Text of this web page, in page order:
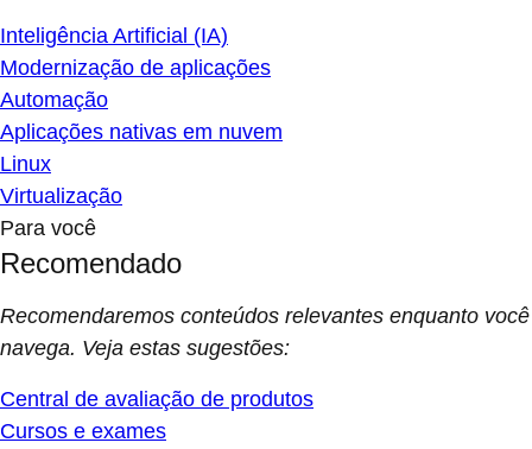
Inteligência Artificial (IA)
Modernização de aplicações
Automação
Aplicações nativas em nuvem
Linux
Virtualização
Para você
Recomendado
Recomendaremos conteúdos relevantes enquanto você
navega. Veja estas sugestões:
Central de avaliação de produtos
Cursos e exames